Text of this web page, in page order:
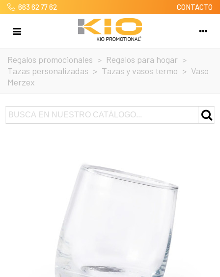
663 62 77 62 CONTACTO
Regalos promocionales > Regalos para hogar >
Tazas personalizadas > Tazas y vasos termo > Vaso
Merzex